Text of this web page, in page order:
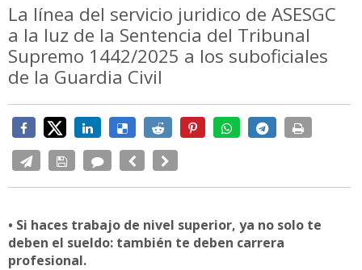
La línea del servicio juridico de ASESGC
a la luz de la Sentencia del Tribunal
Supremo 1442/2025 a los suboficiales
de la Guardia Civil
• Si haces trabajo de nivel superior, ya no solo te
deben el sueldo: también te deben carrera
profesional.